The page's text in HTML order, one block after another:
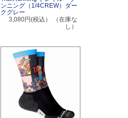
ンニング（1/4CREW）ダー
クグレー
3,080円(税込）
（在庫な
し）